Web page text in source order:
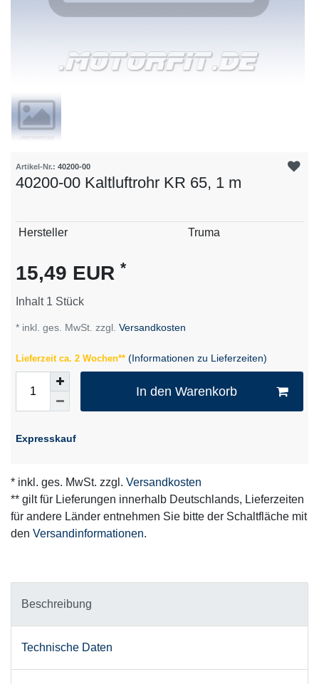
Artikel-Nr.: 40200-00
40200-00 Kaltluftrohr KR 65, 1 m
Technisches
Wert
Hersteller Truma
15,49 EUR *
Inhalt 1 Stück
* inkl. ges. MwSt. zzgl. Versandkosten
Lieferzeit ca. 2 Wochen** (Informationen zu Lieferzeiten)
In den Warenkorb
Expresskauf
* inkl. ges. MwSt. zzgl. Versandkosten
** gilt für Lieferungen innerhalb Deutschlands, Lieferzeiten
für andere Länder entnehmen Sie bitte der Schaltfläche mit
den Versandinformationen.
Beschreibung
Technische Daten